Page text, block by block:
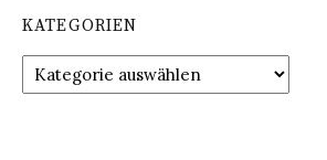
KATEGORIEN
Kategorien